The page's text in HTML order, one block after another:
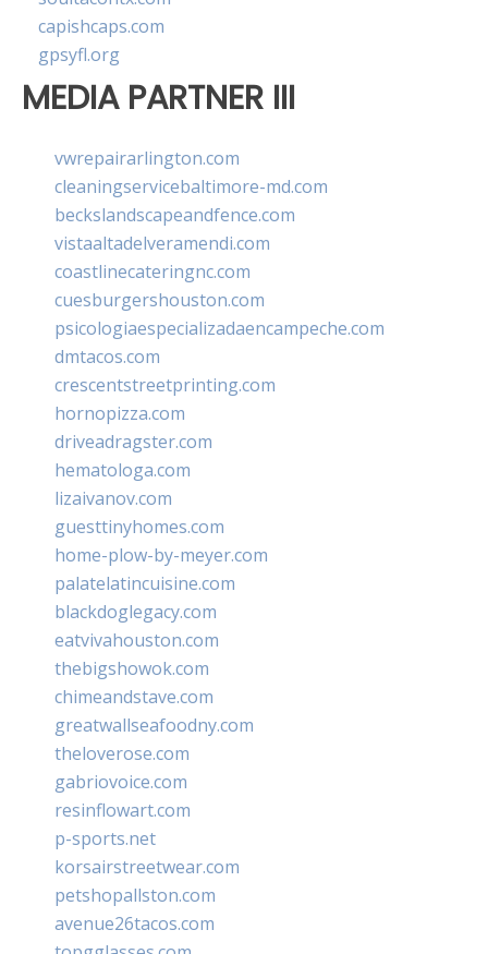
capishcaps.com
gpsyfl.org
MEDIA PARTNER III
vwrepairarlington.com
cleaningservicebaltimore-md.com
beckslandscapeandfence.com
vistaaltadelveramendi.com
coastlinecateringnc.com
cuesburgershouston.com
psicologiaespecializadaencampeche.com
dmtacos.com
crescentstreetprinting.com
hornopizza.com
driveadragster.com
hematologa.com
lizaivanov.com
guesttinyhomes.com
home-plow-by-meyer.com
palatelatincuisine.com
blackdoglegacy.com
eatvivahouston.com
thebigshowok.com
chimeandstave.com
greatwallseafoodny.com
theloverose.com
gabriovoice.com
resinflowart.com
p-sports.net
korsairstreetwear.com
petshopallston.com
avenue26tacos.com